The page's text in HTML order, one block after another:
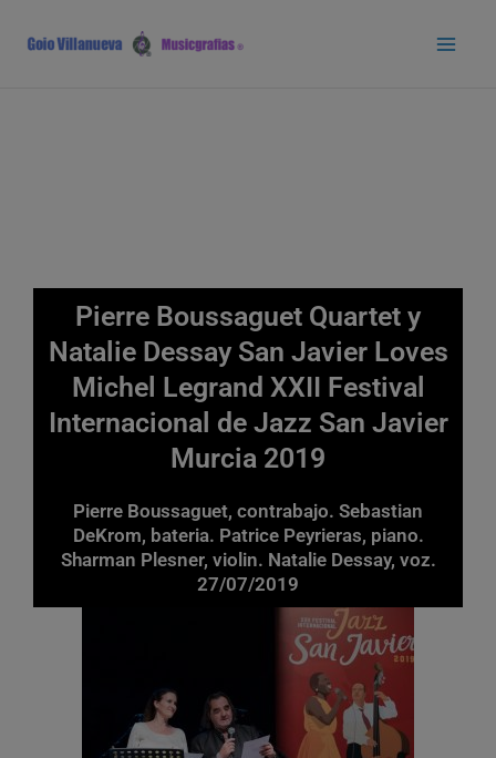
contenido
Pierre Boussaguet Quartet y
Natalie Dessay San Javier Loves
Michel Legrand XXII Festival
Internacional de Jazz San Javier
Murcia 2019
Pierre Boussaguet, contrabajo. Sebastian
DeKrom, bateria. Patrice Peyrieras, piano.
Sharman Plesner, violin. Natalie Dessay, voz.
27/07/2019